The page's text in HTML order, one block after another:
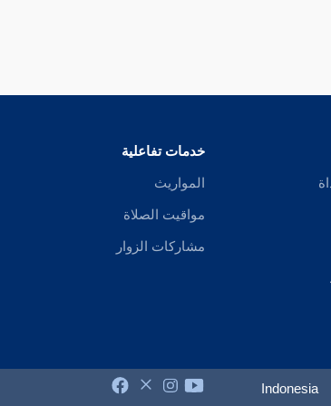
خدمات تفاعلية
المواريث
مواقيت الصلاة
مشاركات الزوار
Indonesia